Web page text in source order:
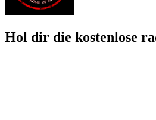
Hol dir die kostenlose